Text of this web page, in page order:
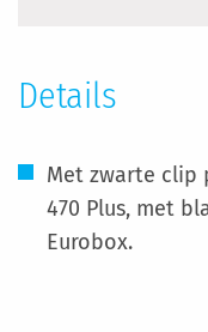
Details
Met zwarte clip
470 Plus, met
Eurobox.